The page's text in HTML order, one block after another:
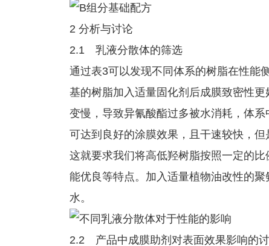
2 分析与讨论
2.1 乳液分散体的筛选
通过表3可以发现不同体系的树脂在性能
基的树脂加入适量固化剂后成膜致密性
变慢，导致异氰酸酯过多被水消耗，体
可达到良好的涂膜效果，且干速较快，但
这就要求我们将高低羟树脂按照一定的
能优良等特点。加入适量植物油改性的
水。
2.2 产品中成膜助剂对表面效果影响的